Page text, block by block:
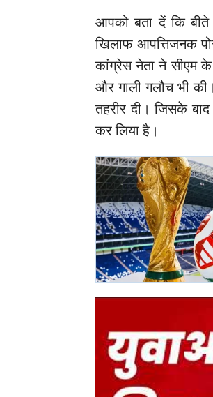
आपको बता दें कि बीते
खिलाफ आपत्तिजनक
कांग्रेस नेता ने सीएम
और गाली गलौच भी
तहरीर दी। जिसके
कर लिया है।